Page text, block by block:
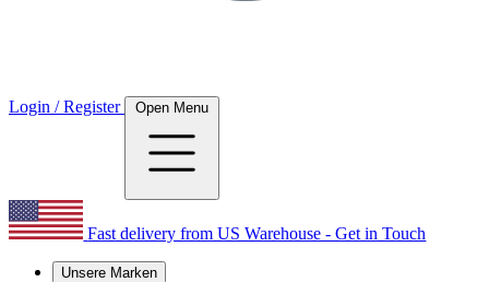
Login / Register Open Menu
Fast delivery from US Warehouse - Get in Touch
Unsere Marken